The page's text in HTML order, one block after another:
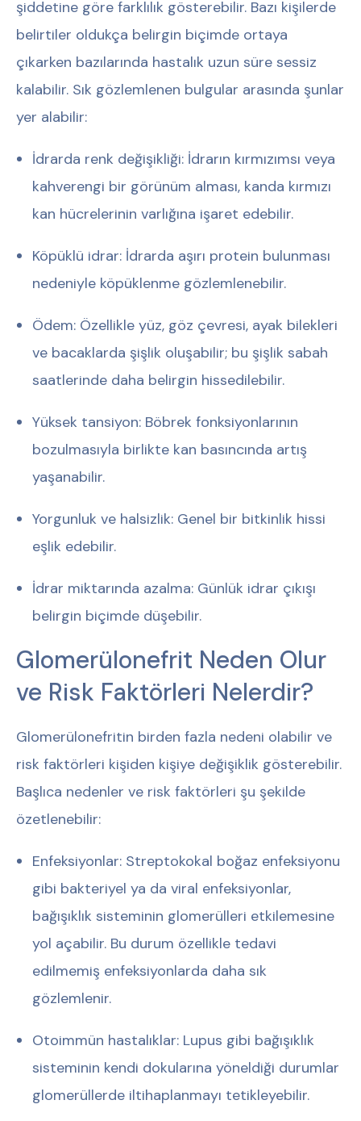
şiddetine göre farklılık gösterebilir. Bazı kişilerde
belirtiler oldukça belirgin biçimde ortaya
çıkarken bazılarında hastalık uzun süre sessiz
kalabilir. Sık gözlemlenen bulgular arasında şunlar
yer alabilir:
İdrarda renk değişikliği: İdrarın kırmızımsı veya
kahverengi bir görünüm alması, kanda kırmızı
kan hücrelerinin varlığına işaret edebilir.
Köpüklü idrar: İdrarda aşırı protein bulunması
nedeniyle köpüklenme gözlemlenebilir.
Ödem: Özellikle yüz, göz çevresi, ayak bilekleri
ve bacaklarda şişlik oluşabilir; bu şişlik sabah
saatlerinde daha belirgin hissedilebilir.
Yüksek tansiyon: Böbrek fonksiyonlarının
bozulmasıyla birlikte kan basıncında artış
yaşanabilir.
Yorgunluk ve halsizlik: Genel bir bitkinlik hissi
eşlik edebilir.
İdrar miktarında azalma: Günlük idrar çıkışı
belirgin biçimde düşebilir.
Glomerülonefrit Neden Olur
ve Risk Faktörleri Nelerdir?
Glomerülonefritin birden fazla nedeni olabilir ve
risk faktörleri kişiden kişiye değişiklik gösterebilir.
Başlıca nedenler ve risk faktörleri şu şekilde
özetlenebilir:
Enfeksiyonlar: Streptokokal boğaz enfeksiyonu
gibi bakteriyel ya da viral enfeksiyonlar,
bağışıklık sisteminin glomerülleri etkilemesine
yol açabilir. Bu durum özellikle tedavi
edilmemiş enfeksiyonlarda daha sık
gözlemlenir.
Otoimmün hastalıklar: Lupus gibi bağışıklık
sisteminin kendi dokularına yöneldiği durumlar
glomerüllerde iltihaplanmayı tetikleyebilir.